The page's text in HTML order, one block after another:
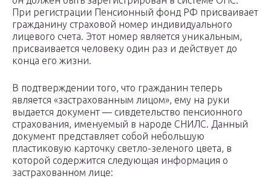
При регистрации Пенсионный фонд РФ присваивает
гражданину страховой номер индивидуального
лицевого счета. Этот номер является уникальным,
присваивается человеку один раз и действует до
конца его жизни.
В подтверждении того, что гражданин теперь
является «застрахованным лицом», ему на руки
выдается документ — сивдетельство пенсионного
страхования, именуемый в народе СНИЛС. Данный
документ представляет собой небольшую
пластиковую карточку светло-зеленого цвета, в
которой содержится следующая информация о
застрахованном лице: